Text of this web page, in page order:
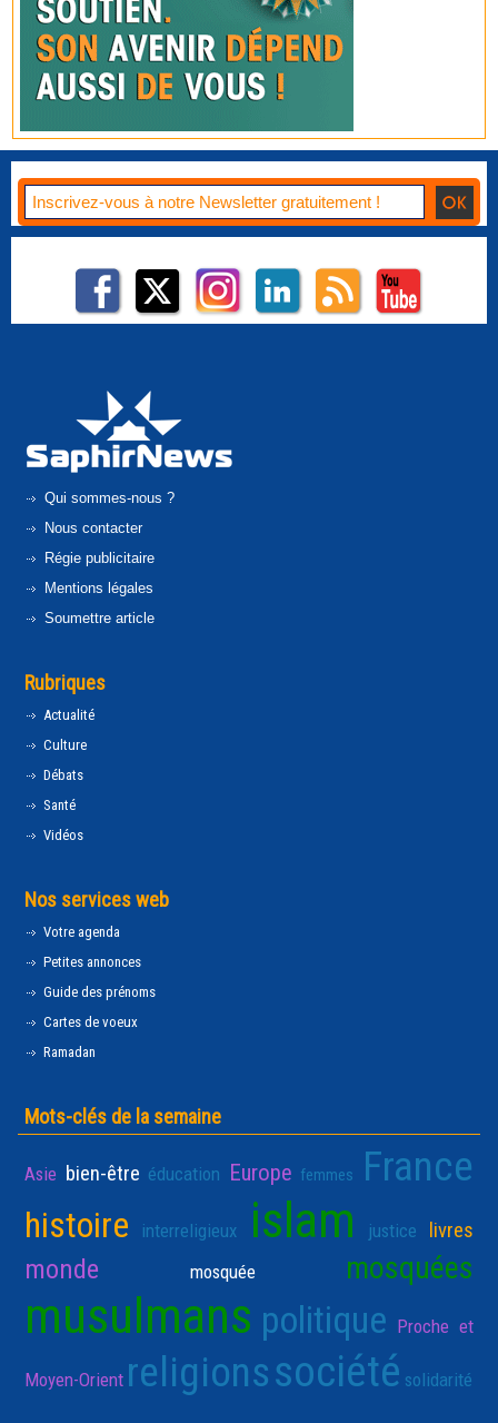
Qui sommes-nous ?
Nous contacter
Régie publicitaire
Mentions légales
Soumettre article
Rubriques
Actualité
Culture
Débats
Santé
Vidéos
Nos services web
Votre agenda
Petites annonces
Guide des prénoms
Cartes de voeux
Ramadan
Mots-clés de la semaine
Asie bien-être éducation Europe femmes France
histoire interreligieux islam justice livres
monde mosquée mosquées
musulmans politique Proche et
Moyen-Orient religionssociété solidarité